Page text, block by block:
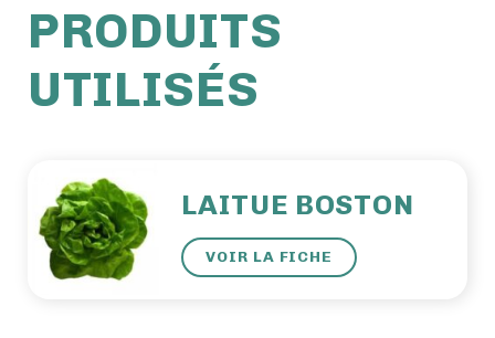
PRODUITS
UTILISÉS
LAITUE BOSTON
VOIR LA FICHE